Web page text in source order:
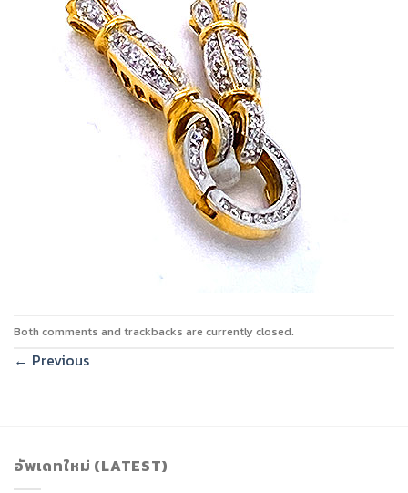
Both comments and trackbacks are currently closed.
← Previous
อัพเดทใหม่ (LATEST)